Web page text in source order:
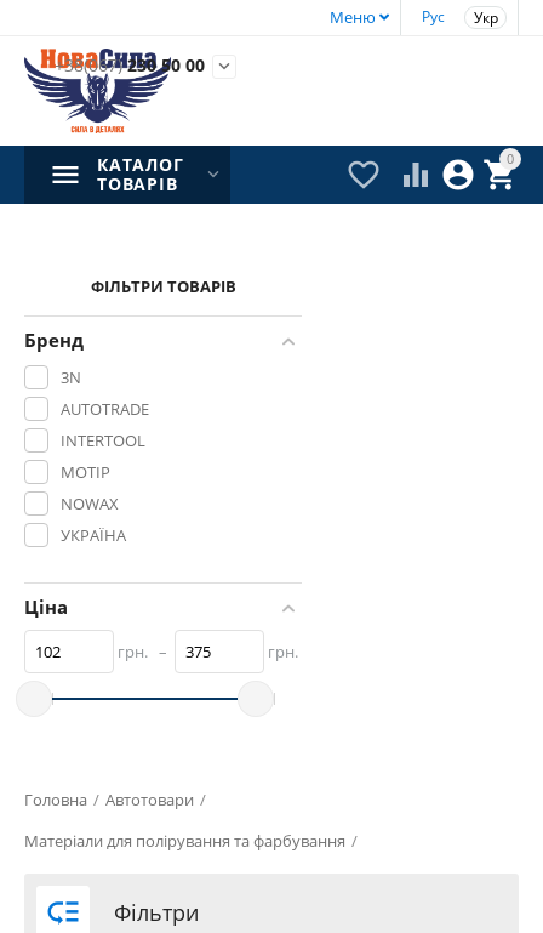
Рус Укр
Меню
+38(067)230 50 00 
0


 
КАТАЛОГ
ТОВАРІВ
ФІЛЬТРИ ТОВАРІВ
Бренд
3N
AUTOTRADE
INTERTOOL
MOTIP
NOWAX
УКРАЇНА
Ціна
грн. – грн.
Головна / Автотовари /
Матеріали для полірування та фарбування /
 Фільтри